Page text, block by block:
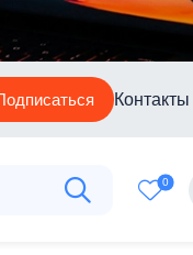
Контакты
0